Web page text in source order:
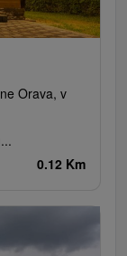
Orava, v
0.12 Km